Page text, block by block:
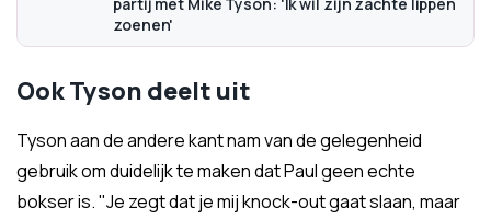
zoenen'
Ook Tyson deelt uit
Tyson aan de andere kant nam van de gelegenheid
gebruik om duidelijk te maken dat Paul geen echte
bokser is. "Je zegt dat je mij knock-out gaat slaan, maar